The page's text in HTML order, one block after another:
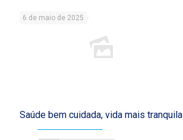
6 de maio de 2025
Saúde bem cuidada, vida mais tranquila